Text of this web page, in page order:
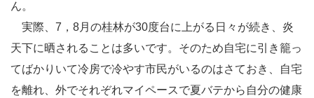
ん。
実際、7，8月の桂林が30度台に上がる日々が続き、炎
天下に晒されることは多いです。そのため自宅に引き籠っ
てばかりいて冷房で冷やす市民がいるのはさておき、自宅
を離れ、外でそれぞれマイペースで夏バテから自分の健康